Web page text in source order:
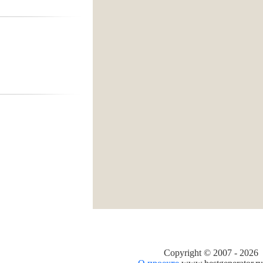
Copyright © 2007 - 2026